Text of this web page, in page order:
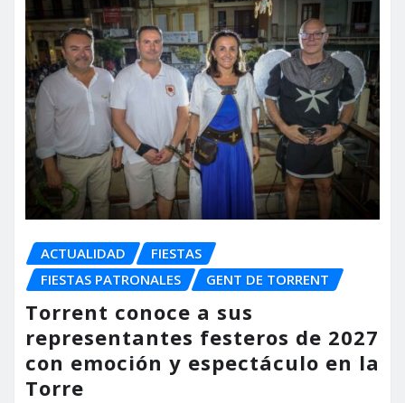
ACTUALIDAD
FIESTAS
FIESTAS PATRONALES
GENT DE TORRENT
Torrent conoce a sus
representantes festeros de 2027
con emoción y espectáculo en la
Torre